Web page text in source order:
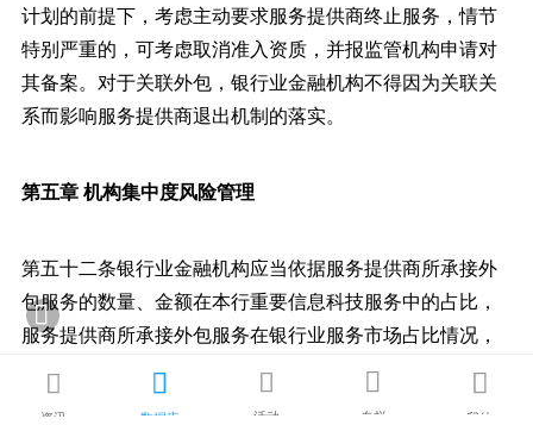
计划的前提下，考虑主动要求服务提供商终止服务，情节
特别严重的，可考虑取消准入资质，并报监管机构申请对
其备案。对于关联外包，银行业金融机构不得因为关联关
系而影响服务提供商退出机制的落实。
第五章 机构集中度风险管理
第五十二条银行业金融机构应当依据服务提供商所承接外
包服务的数量、金额在本行重要信息科技服务中的占比，
服务提供商所承接外包服务在银行业服务市场占比情况，
识别具有机构集中度特点的外包服务提供商。同时，还应
识别服务提供商之间为集团子公司、关联公司或附属机构

资讯

数据库

活动

专栏

我的
